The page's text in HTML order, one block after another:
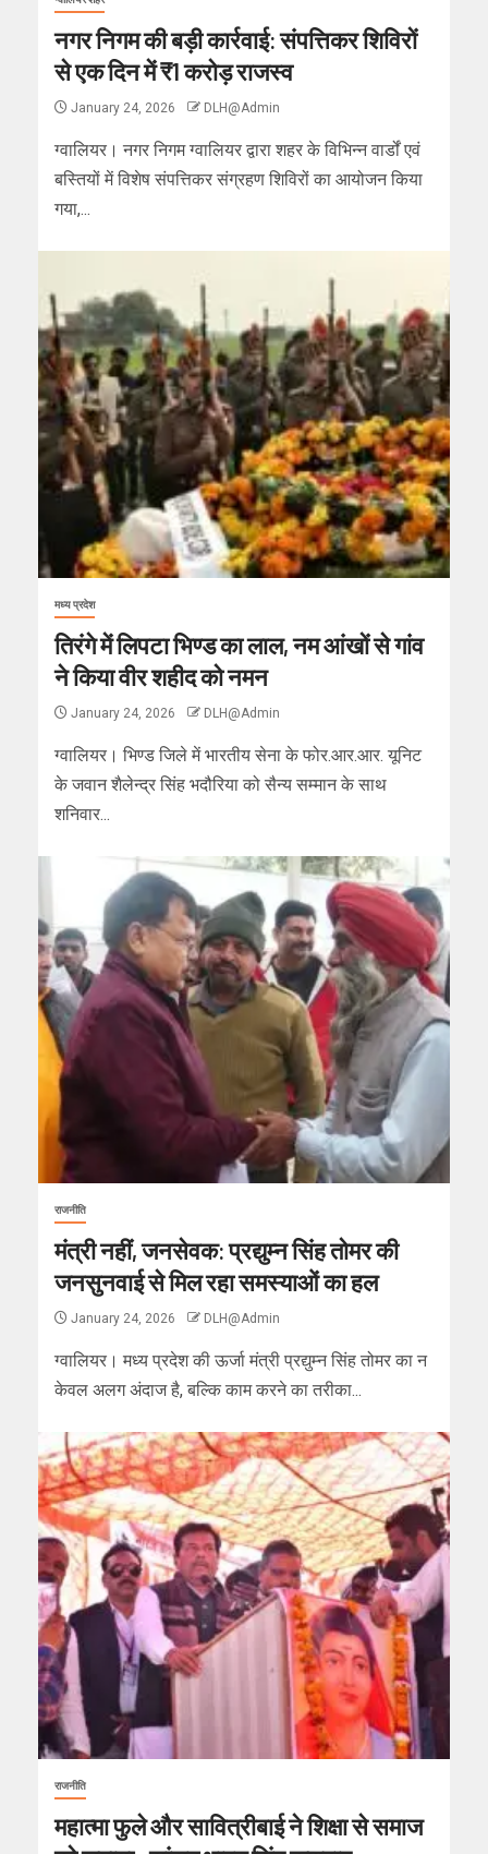
नगर निगम की बड़ी कार्रवाई: संपत्तिकर शिविरों
से एक दिन में ₹1 करोड़ राजस्व
January 24, 2026 DLH@Admin
ग्वालियर। नगर निगम ग्वालियर द्वारा शहर के विभिन्न वार्डों एवं
बस्तियों में विशेष संपत्तिकर संग्रहण शिविरों का आयोजन किया
गया,...
मध्य प्रदेश
तिरंगे में लिपटा भिण्ड का लाल, नम आंखों से गांव
ने किया वीर शहीद को नमन
January 24, 2026 DLH@Admin
ग्वालियर। भिण्ड जिले में भारतीय सेना के फोर.आर.आर. यूनिट
के जवान शैलेन्द्र सिंह भदौरिया को सैन्य सम्मान के साथ
शनिवार...
राजनीति
मंत्री नहीं, जनसेवक: प्रद्युम्न सिंह तोमर की
जनसुनवाई से मिल रहा समस्याओं का हल
January 24, 2026 DLH@Admin
ग्वालियर। मध्य प्रदेश की ऊर्जा मंत्री प्रद्युम्न सिंह तोमर का न
केवल अलग अंदाज है, बल्कि काम करने का तरीका...
राजनीति
महात्मा फुले और सावित्रीबाई ने शिक्षा से समाज